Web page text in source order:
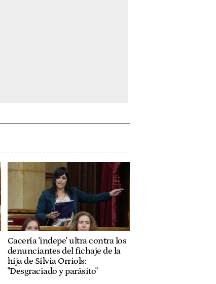
Cacería 'indepe' ultra contra los
denunciantes del fichaje de la
hija de Sílvia Orriols:
"Desgraciado y parásito"